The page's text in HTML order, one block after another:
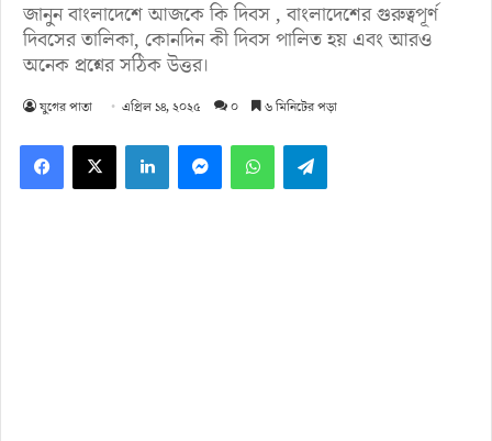
জানুন বাংলাদেশে আজকে কি দিবস , বাংলাদেশের গুরুত্বপূর্ণ
দিবসের তালিকা, কোনদিন কী দিবস পালিত হয় এবং আরও
অনেক প্রশ্নের সঠিক উত্তর।
যুগের পাতা এপ্রিল ১৪, ২০২৫ ০ ৬ মিনিটের পড়া
Facebook
X LinkedInMessengerWhatsAppTelegram